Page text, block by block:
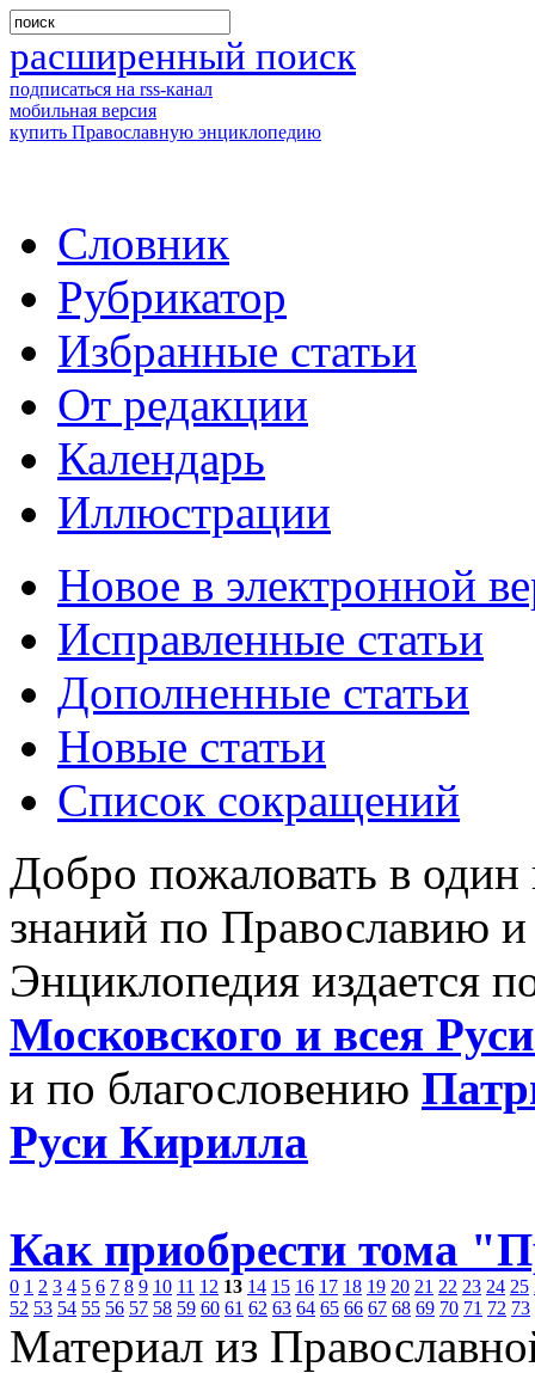
расширенный поиск
подписаться на rss-канал
мобильная версия
купить Православную энциклопедию
Словник
Рубрикатор
Избранные статьи
От редакции
Календарь
Иллюстрации
Новое в электронной
Исправленные статьи
Дополненные статьи
Новые статьи
Список сокращений
Добро пожаловать в
знаний по Православию
Энциклопедия издается
Московского и всея
и по благословению
Руси Кирилла
Как приобрести тома
0 1 2 3 4 5 6 7 8 9 10 11 12 13 14 15 16 17 18 19 20 21 22 23 24 25
52 53 54 55 56 57 58 59 60 61 62 63 64 65 66 67 68 69 70 71 72 73
Материал из